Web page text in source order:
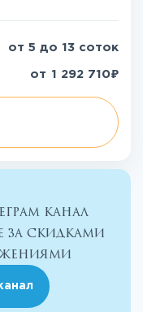
от 5 до 13 соток
от 1 292 710₽
канал
за скидками